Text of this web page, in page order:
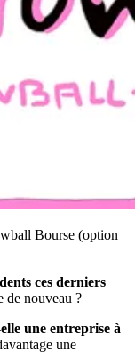
Bourse (option
ces derniers
de nouveau ?
une entreprise à
une